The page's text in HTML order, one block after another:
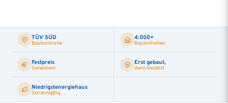
TÜV SÜD
Baukontrolle
4.000+
Baueinheiten
Festpreis
Garantiert
Erst gebaut,
dann bezahlt
Niedrigstenergiehaus
Serienmäßig